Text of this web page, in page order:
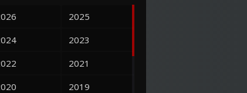
2025
2023
2021
2019